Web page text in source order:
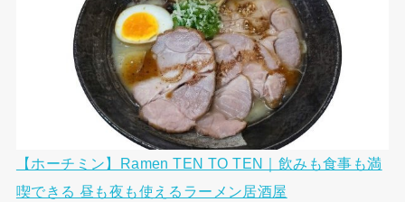
【ホーチミン】Ramen TEN TO TEN｜飲みも食事も満
喫できる 昼も夜も使えるラーメン居酒屋